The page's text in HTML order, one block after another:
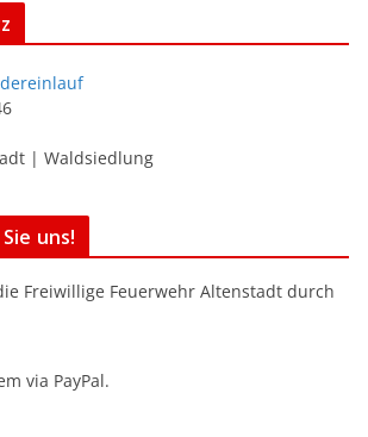
| Waldsiedlung
uns!
Freiwillige Feuerwehr Altenstadt durch
via PayPal.